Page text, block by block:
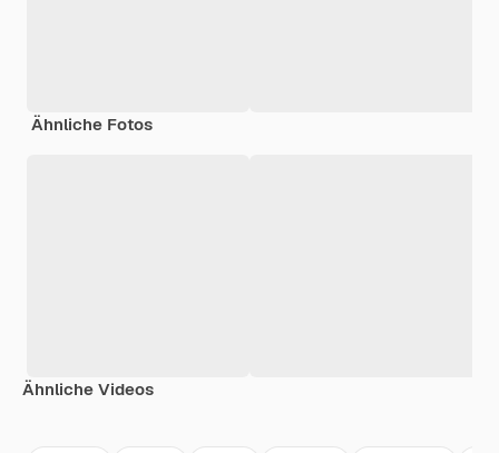
Ähnliche Fotos
Ähnliche Videos